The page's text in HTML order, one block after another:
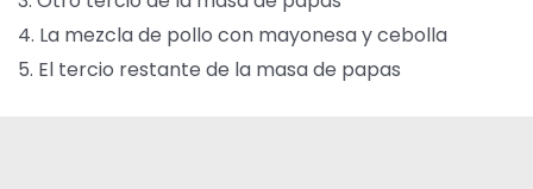
4. La mezcla de pollo con mayonesa y cebolla
5. El tercio restante de la masa de papas